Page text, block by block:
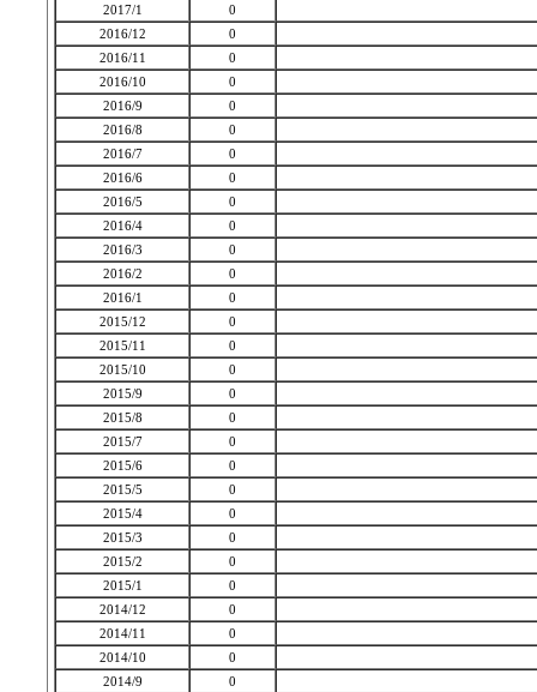
2017/1
0
2016/12
0
2016/11
0
2016/10
0
2016/9
0
2016/8
0
2016/7
0
2016/6
0
2016/5
0
2016/4
0
2016/3
0
2016/2
0
2016/1
0
2015/12
0
2015/11
0
2015/10
0
2015/9
0
2015/8
0
2015/7
0
2015/6
0
2015/5
0
2015/4
0
2015/3
0
2015/2
0
2015/1
0
2014/12
0
2014/11
0
2014/10
0
2014/9
0